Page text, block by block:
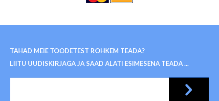
TAHAD MEIE TOODETEST ROHKEM TEADA?
LIITU UUDISKIRJAGA JA SAAD ALATI ESIMESENA TEADA ...